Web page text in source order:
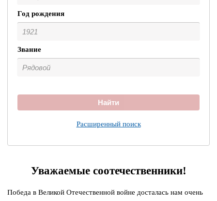
Год рождения
Звание
Найти
Расширенный поиск
Уважаемые соотечественники!
Победа в Великой Отечественной войне досталась нам очень